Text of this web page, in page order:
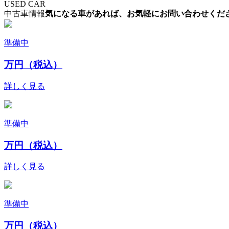
USED CAR
中古車情報気になる車があれば、お気軽にお問い合わせくだ
準備中
万円（税込）
詳しく見る
準備中
万円（税込）
詳しく見る
準備中
万円（税込）